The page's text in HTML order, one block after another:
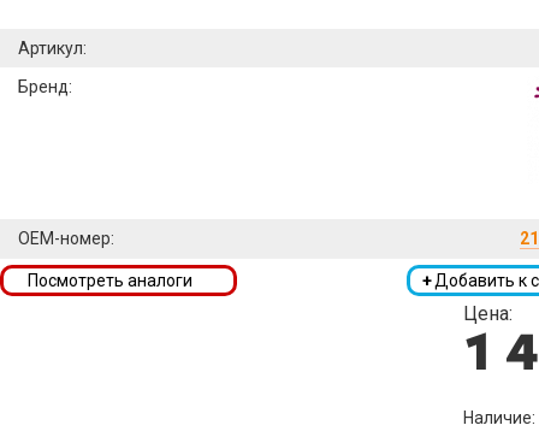
Артикул:
Бренд:
OEM-номер:
+Добавить к
Посмотреть аналоги
Цена:
1
Наличие: